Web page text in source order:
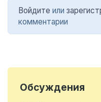
Войдите или
комментарии
Обсуждения